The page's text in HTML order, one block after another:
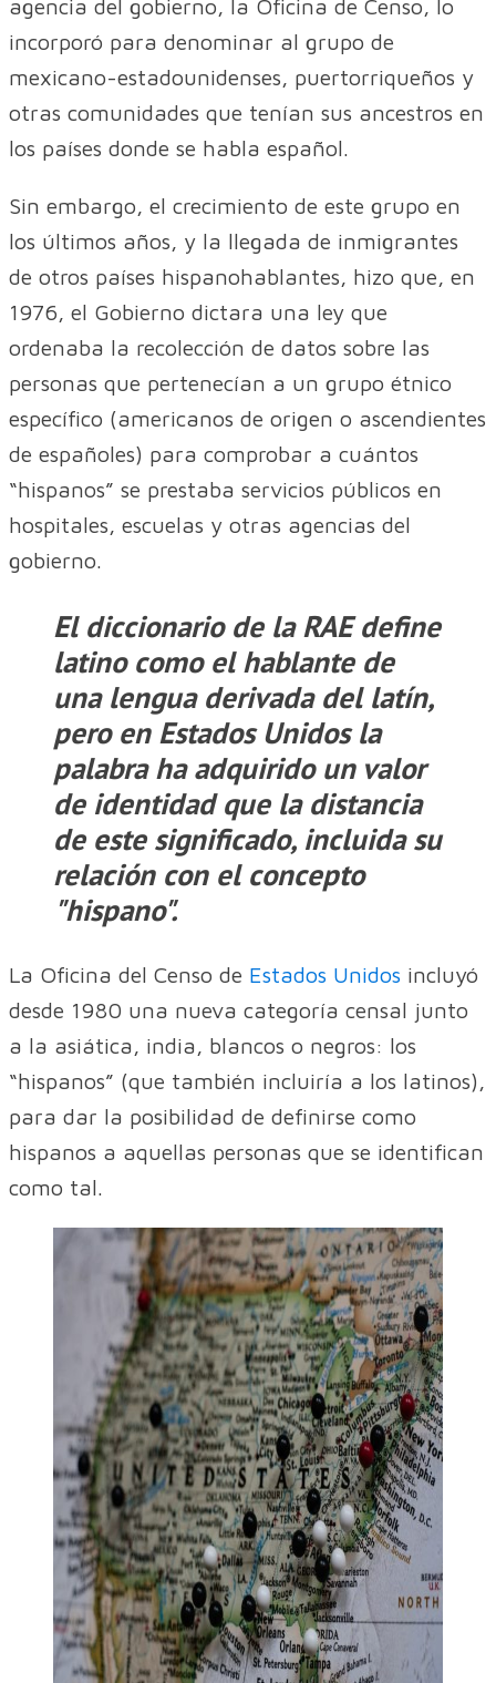
agencia del gobierno, la Oficina de Censo, lo
incorporó para denominar al grupo de
mexicano-estadounidenses, puertorriqueños y
otras comunidades que tenían sus ancestros en
los países donde se habla español.
Sin embargo, el crecimiento de este grupo en
los últimos años, y la llegada de inmigrantes
de otros países hispanohablantes, hizo que, en
1976, el Gobierno dictara una ley que
ordenaba la recolección de datos sobre las
personas que pertenecían a un grupo étnico
específico (americanos de origen o ascendientes
de españoles) para comprobar a cuántos
“hispanos” se prestaba servicios públicos en
hospitales, escuelas y otras agencias del
gobierno.
El diccionario de la RAE define
latino como el hablante de
una lengua derivada del latín,
pero en Estados Unidos la
palabra ha adquirido un valor
de identidad que la distancia
de este significado, incluida su
relación con el concepto
"hispano".
La Oficina del Censo de Estados Unidos incluyó
desde 1980 una nueva categoría censal junto
a la asiática, india, blancos o negros: los
“hispanos” (que también incluiría a los latinos),
para dar la posibilidad de definirse como
hispanos a aquellas personas que se identifican
como tal.